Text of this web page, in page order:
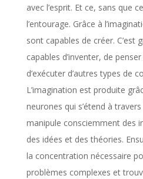
avec l’esprit. Et ce, sans que
l’entourage. Grâce à
sont capables de créer. C’est
capables d’inventer, de
d’exécuter d’autres types de
L’imagination est produite
neurones qui s’étend à
manipule consciemment des
des idées et des théories.
la concentration nécessaire
problèmes complexes et